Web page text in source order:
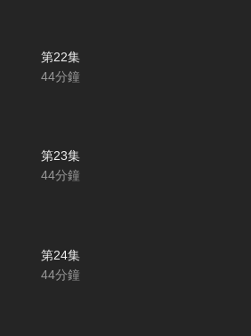
第22集
44分鐘
第23集
44分鐘
第24集
44分鐘